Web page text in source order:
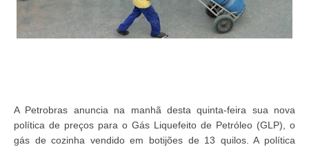
A Petrobras anuncia na manhã desta quinta-feira sua nova
política de preços para o Gás Liquefeito de Petróleo (GLP), o
gás de cozinha vendido em botijões de 13 quilos. A política